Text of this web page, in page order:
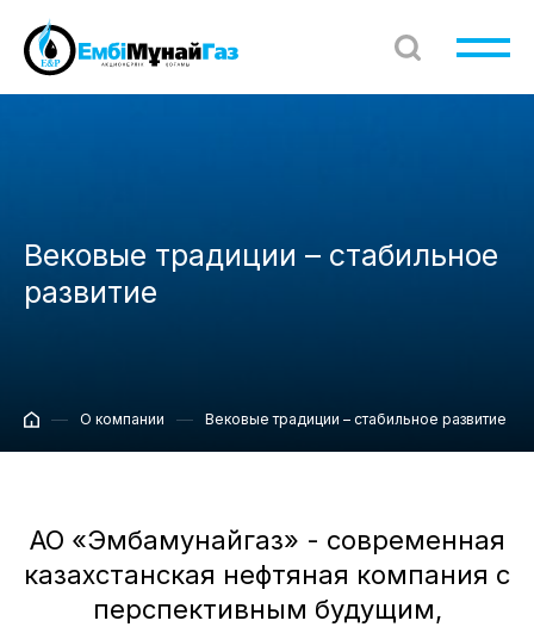
Вековые традиции – стабильное
развитие
О компании Вековые традиции – стабильное развитие
АО «Эмбамунайгаз» - современная
казахстанская нефтяная компания с
перспективным будущим,